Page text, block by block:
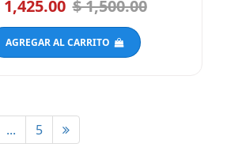
1,425.00$ 1,500.00
AGREGAR AL CARRITO